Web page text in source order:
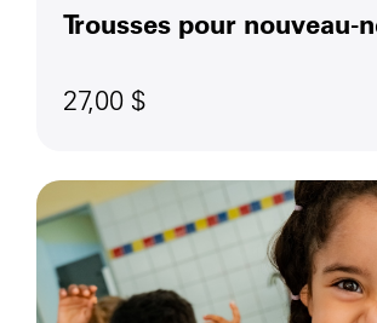
Trousses pour nouveau-
27,00 $